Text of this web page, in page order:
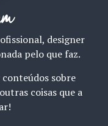
designer
pelo que faz.
sobre
coisas que a